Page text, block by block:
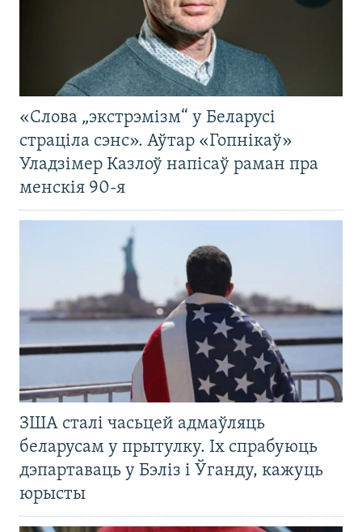
«Слова „экстрэмізм“ у Беларусі
страціла сэнс». Аўтар «Гопнікаў»
Уладзімер Казлоў напісаў раман пра
менскія 90-я
ЗША сталі часьцей адмаўляць
беларусам у прытулку. Іх спрабуюць
дэпартаваць у Бэліз і Ўганду, кажуць
юрысты